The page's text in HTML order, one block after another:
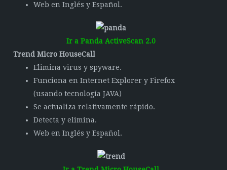
Web en Inglés y Español.
Ir a Panda ActiveScan 2.0
Trend Micro HouseCall
Elimina virus y spyware.
Funciona en Internet Explorer y Firefox
(usando tecnología JAVA)
Se actualiza relativamente rápido.
Detecta y elimina.
Web en Inglés y Español.